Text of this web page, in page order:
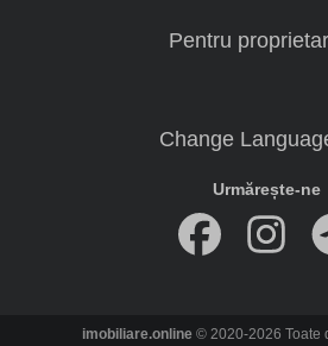
Pentru
Urmărește-ne
imobiliare.online © 2020-2026 Toate